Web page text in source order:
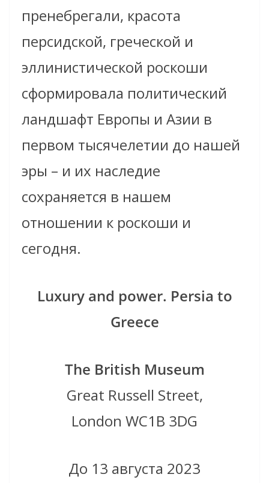
пренебрегали, красота
персидской, греческой и
эллинистической роскоши
сформировала политический
ландшафт Европы и Азии в
первом тысячелетии до нашей
эры – и их наследие
сохраняется в нашем
отношении к роскоши и
сегодня.
Luxury and power. Persia to
Greece
The British Museum
Great Russell Street,
London WC1B 3DG
До 13 августа 2023